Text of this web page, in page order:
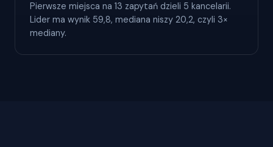
Pierwsze miejsca na 13 zapytań dzieli 5 kancelarii.
Lider ma wynik 59,8, mediana niszy 20,2, czyli 3×
mediany.